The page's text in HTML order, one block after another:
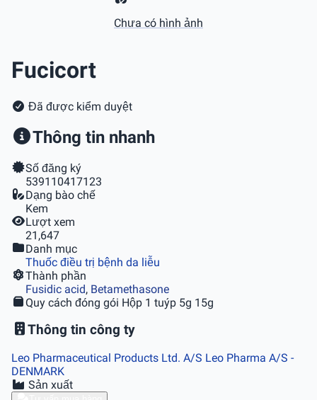
Chưa có hình ảnh
Fucicort
Đã được kiểm duyệt
Thông tin nhanh
Số đăng ký
539110417123
Dạng bào chế
Kem
Lượt xem
21,647
Danh mục
Thuốc điều trị bệnh da liễu
Thành phần
Fusidic acid, Betamethasone
Quy cách đóng gói Hộp 1 tuýp 5g 15g
Thông tin công ty
Leo Pharmaceutical Products Ltd. A/S Leo Pharma A/S -
DENMARK
Sản xuất